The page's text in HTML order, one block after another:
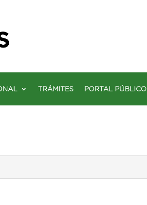
TRÁMITES PORTAL PÚBLICO